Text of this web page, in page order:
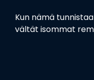
Kun nämä
vältät isommat